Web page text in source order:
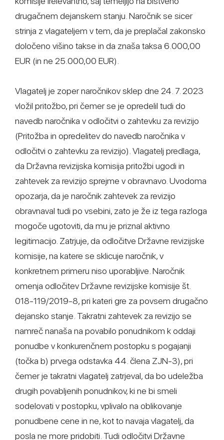
drugačnem dejanskem stanju. Naročnik se sicer
strinja z vlagateljem v tem, da je preplačal zakonsko
določeno višino takse in da znaša taksa 6.000,00
EUR (in ne 25.000,00 EUR).
Vlagatelj je zoper naročnikov sklep dne 24. 7. 2023
vložil pritožbo, pri čemer se je opredelil tudi do
navedb naročnika v odločitvi o zahtevku za revizijo
(Pritožba in opredelitev do navedb naročnika v
odločitvi o zahtevku za revizijo). Vlagatelj predlaga,
da Državna revizijska komisija pritožbi ugodi in
zahtevek za revizijo sprejme v obravnavo. Uvodoma
opozarja, da je naročnik zahtevek za revizijo
obravnaval tudi po vsebini, zato je že iz tega razloga
mogoče ugotoviti, da mu je priznal aktivno
legitimacijo. Zatrjuje, da odločitve Državne revizijske
komisije, na katere se sklicuje naročnik, v
konkretnem primeru niso uporabljive. Naročnik
omenja odločitev Državne revizijske komisije št.
018-119/2019-8, pri kateri gre za povsem drugačno
dejansko stanje. Takratni zahtevek za revizijo se
namreč nanaša na povabilo ponudnikom k oddaji
ponudbe v konkurenčnem postopku s pogajanji
(točka b) prvega odstavka 44. člena ZJN-3), pri
čemer je takratni vlagatelj zatrjeval, da bo udeležba
drugih povabljenih ponudnikov, ki ne bi smeli
sodelovati v postopku, vplivalo na oblikovanje
ponudbene cene in ne, kot to navaja vlagatelj, da
posla ne more pridobiti. Tudi odločitvi Državne